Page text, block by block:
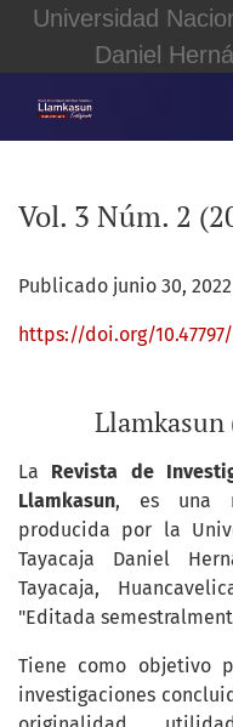
Universidad
Daniel
Vol. 3 Núm. 2
Publicado junio 30, 2022
https://doi.org/
La Revista de
Llamkasun, es una
producida por la
Tayacaja Daniel
Tayacaja,
"Editada
Tiene como objetivo
investigaciones